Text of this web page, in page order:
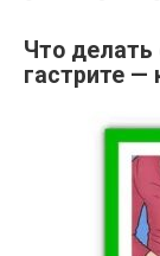
Что делать
гастрите —